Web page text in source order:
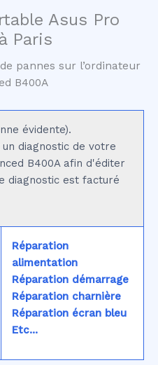
Asus Pro
Paris
pannes sur l’ordinateur
B400A
évidente).
diagnostic de votre
B400A afin d'éditer
diagnostic est facturé
Réparation
alimentation
Réparation démarrage
Réparation charnière
Réparation écran bleu
Etc...